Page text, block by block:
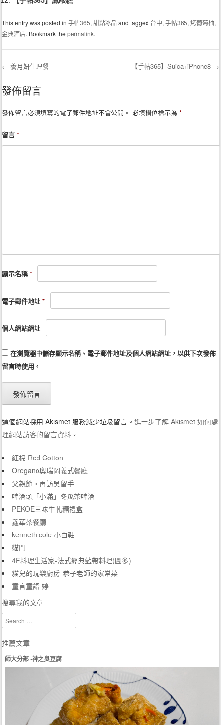
This entry was posted in手帖365,甜點冰品 and tagged 台中,手帖365,烤葡萄柚,
金典酒店. Bookmark thepermalink.
Post navigation
← 養月妍生理餐 【手帖365】Suica+iPhone8 →
發佈留言
發佈留言必須填寫的電子郵件地址不會公開。 必填欄位標示為*
留言*
顯示名稱*
電子郵件地址*
個人網站網址
在瀏覽器中儲存顯示名稱、電子郵件地址及個人網站網址，以供下次發佈
留言時使用。
這個網站採用 Akismet 服務減少垃圾留言。進一步了解 Akismet 如何處
理網站訪客的留言資料 。
紅棉 Red Cotton
Oregano奧瑞岡義式餐廳
父親節‧再訪吳留手
啤酒頭「小滿」冬瓜茶啤酒
PEKOE三味牛軋糖禮盒
鑫華茶餐廳
kenneth cole 小白鞋
貓門
4F料理生活家-法式經典藍帶料理(圖多)
貓兒的玩樂廚房-恭子老師的家常菜
童言童語-婷
搜尋我的文章
Search
推薦文章
師大分部 •神之臭豆腐